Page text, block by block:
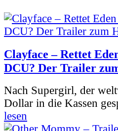
Clayface – Rettet
DCU? Der Trailer
Nach Supergirl, der
Dollar in die Kassen
lesen